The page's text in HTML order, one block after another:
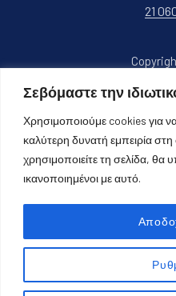
Σεβόμαστε την
Χρησιμοποιούμε cookies για
καλύτερη δυνατή εμπειρία
χρησιμοποιείτε τη σελίδα, θα
ικανοποιημένοι με αυτό.
21
Θέμα WordPress απόFORQY
Αναζήτηση